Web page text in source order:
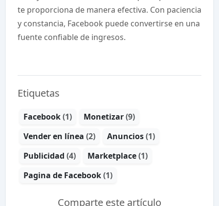
te proporciona de manera efectiva. Con paciencia
y constancia, Facebook puede convertirse en una
fuente confiable de ingresos.
Etiquetas
Facebook(1) Monetizar(9)
Vender en línea (2) Anuncios(1)
Publicidad (4) Marketplace(1)
Pagina de Facebook(1)
Comparte este artículo